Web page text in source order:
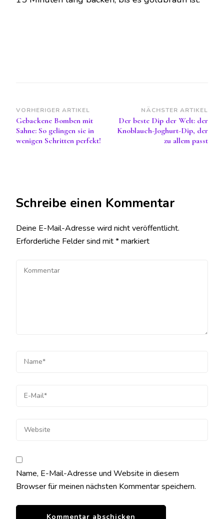
Beitragsnavigation
VORHERIGER ARTIKEL
Gebackene Bomben mit
Sahne: So gelingen sie in
wenigen Schritten perfekt!
NÄCHSTER ARTIKEL
Der beste Dip der Welt: der
Knoblauch-Joghurt-Dip, der
zu allem passt
Schreibe einen Kommentar
Deine E-Mail-Adresse wird nicht veröffentlicht.
Erforderliche Felder sind mit*markiert
Name, E-Mail-Adresse und Website in diesem
Browser für meinen nächsten Kommentar speichern.